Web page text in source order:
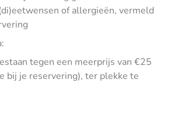
of allergieën, vermeld
tegen een meerprijs van €25
bij je reservering), ter plekke te